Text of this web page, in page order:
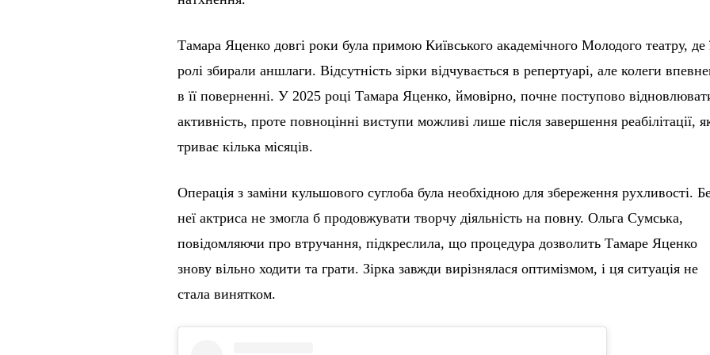
Тамара Яценко довгі роки була примою Київського академічного Молодого театру, де
ролі збирали аншлаги. Відсутність зірки відчувається в репертуарі, але колеги
в її поверненні. У 2025 році Тамара Яценко, ймовірно, почне поступово
активність, проте повноцінні виступи можливі лише після завершення реабілітації,
триває кілька місяців.
Операція з заміни кульшового суглоба була необхідною для збереження рухливості.
неї актриса не змогла б продовжувати творчу діяльність на повну. Ольга Сумська,
повідомляючи про втручання, підкреслила, що процедура дозволить Тамаре Яценко
знову вільно ходити та грати. Зірка завжди вирізнялася оптимізмом, і ця ситуація не
стала винятком.